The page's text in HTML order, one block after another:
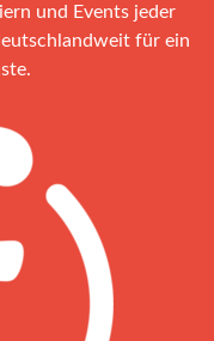
und Events jeder
für ein